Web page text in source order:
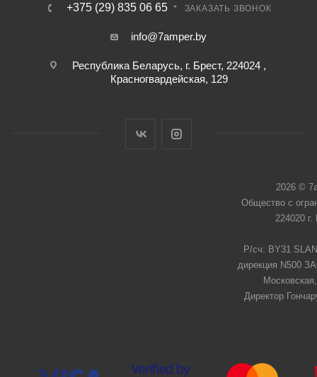
+375 (29) 835 06 65 ЗАКАЗАТЬ ЗВОНОК
info@7amper.by
Республика Беларусь, г. Брест, 224024 ,
Красногвардейская, 129
2026 ©
Общество с
224020
Р/сч: BY31
дирекция N500
Директор